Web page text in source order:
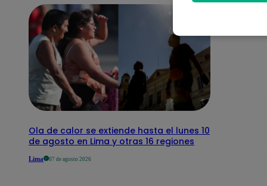
Ola de calor se extiende hasta el lunes 10
de agosto en Lima y otras 16 regiones
Lima 07 de agosto 2026